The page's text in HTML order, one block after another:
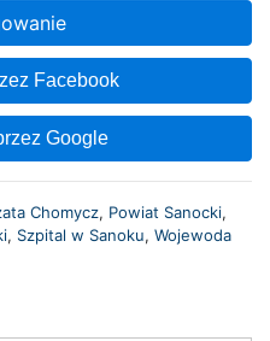
Facebook
Google
Chomycz, Powiat Sanocki,
, Szpital w Sanoku, Wojewoda